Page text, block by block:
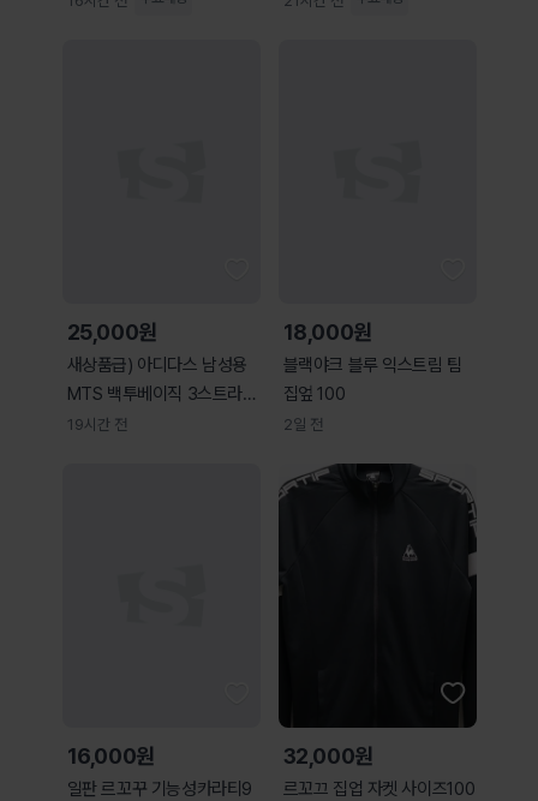
25,000원
새상품급) 아디다스 남성용
MTS 백투베이직 3스트라이
프 트랙탑 집업 저
19시간 전
18,000원
블랙야크 블루 익스트림 팀
집엎 100
2일 전
16,000원
일판 르꼬꾸 기능성카라티9
32,000원
르꼬끄 집업 자켓 사이즈100